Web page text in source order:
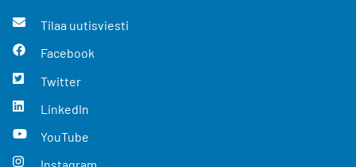
Tilaa uutisviesti
Facebook
Twitter
LinkedIn
YouTube